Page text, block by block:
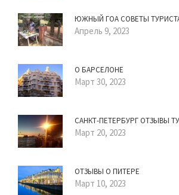
ЮЖНЫЙ ГОА СОВЕТЫ
Апрель 9, 2023
О БАРСЕЛОНЕ
Март 30, 2023
САНКТ-ПЕТЕРБУРГ ОТЗЫВЫ
Март 20, 2023
ОТЗЫВЫ О ПИТЕРЕ
Март 10, 2023